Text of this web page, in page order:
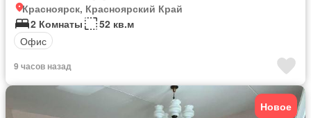
Красноярск, Красноярский Край
2 Комнаты
52 кв.м
Офис
9 часов назад
Новое